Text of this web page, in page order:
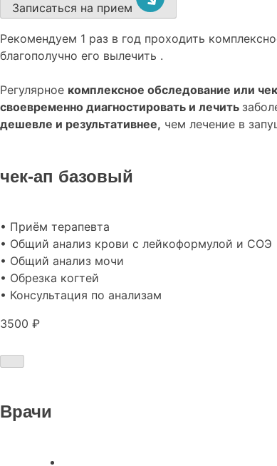
Записаться на прием
Рекомендуем 1 раз в год проходить
благополучно его вылечить .
Регулярное комплексное обследование или
своевременно диагностировать и лечить
дешевле и результативнее, чем лечение в
чек-ап базовый
• Приём терапевта
• Общий анализ крови с лейкоформулой и СОЭ
• Общий анализ мочи
• Обрезка когтей
• Консультация по анализам
3500 ₽
Врачи